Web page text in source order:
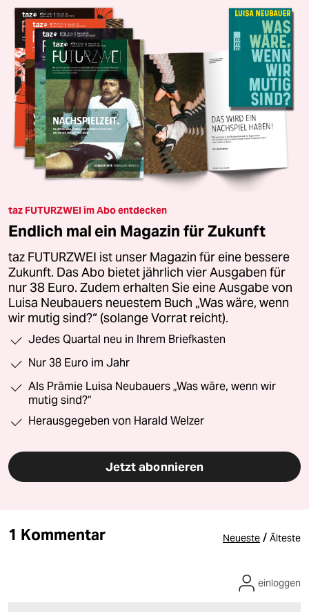
taz FUTURZWEI im Abo entdecken
Endlich mal ein Magazin für Zukunft
taz FUTURZWEI ist unser Magazin für eine bessere
Zukunft. Das Abo bietet jährlich vier Ausgaben für
nur 38 Euro. Zudem erhalten Sie eine Ausgabe von
Luisa Neubauers neuestem Buch „Was wäre, wenn
wir mutig sind?“ (solange Vorrat reicht).
Jedes Quartal neu in Ihrem Briefkasten
Nur 38 Euro im Jahr
Als Prämie Luisa Neubauers „Was wäre, wenn wir
mutig sind?“
Herausgegeben von Harald Welzer
Jetzt abonnieren
1 Kommentar Neueste / Älteste
einloggen